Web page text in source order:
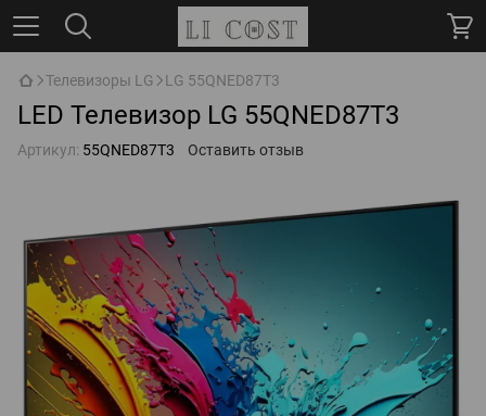
Телевизоры LG LG 55QNED87T3
LED Телевизор LG 55QNED87T3
Артикул: 55QNED87T3 Оставить отзыв